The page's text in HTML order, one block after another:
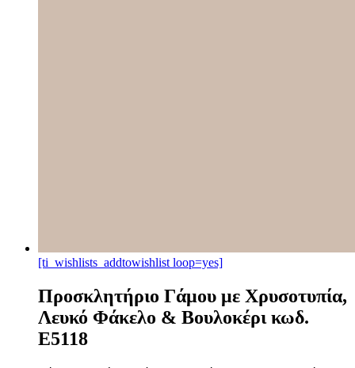
[ti_wishlists_addtowishlist loop=yes]
Προσκλητήριο Γάμου με Χρυσοτυπία,
Λευκό Φάκελο & Βουλοκέρι κωδ.
E5118